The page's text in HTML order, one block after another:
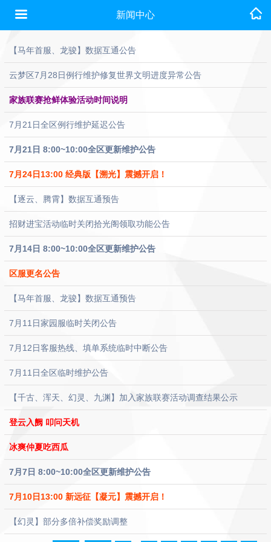
新闻中心
【马年首服、龙骏】数据互通公告
云梦区7月28日例行维护修复世界文明进度异常公告
家族联赛抢鲜体验活动时间说明
7月21日全区例行维护延迟公告
7月21日 8:00~10:00全区更新维护公告
7月24日13:00 经典版【溯光】震撼开启！
【逐云、腾霄】数据互通预告
招财进宝活动临时关闭拾光阁领取功能公告
7月14日 8:00~10:00全区更新维护公告
区服更名公告
【马年首服、龙骏】数据互通预告
7月11日家园服临时关闭公告
7月12日客服热线、填单系统临时中断公告
7月11日全区临时维护公告
【千古、浑天、幻灵、九渊】加入家族联赛活动调查结果公示
登云入阙 叩问天机
冰爽仲夏吃西瓜
7月7日 8:00~10:00全区更新维护公告
7月10日13:00 新远征【凝元】震撼开启！
【幻灵】部分多倍补偿奖励调整